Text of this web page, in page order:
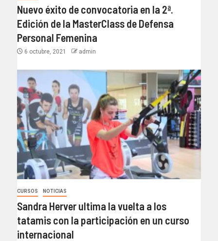
Nuevo éxito de convocatoria en la 2ª.
Edición de la MasterClass de Defensa
Personal Femenina
6 octubre, 2021 admin
CURSOS NOTICIAS
Sandra Herver ultima la vuelta a los
tatamis con la participación en un curso
internacional